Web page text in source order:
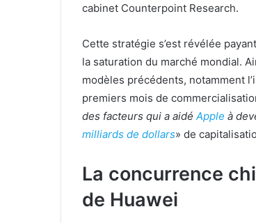
cabinet Counterpoint Research.
Cette stratégie s’est révélée
la saturation du marché mondial.
modèles précédents, notamment
premiers mois de
des facteurs qui a aidé Apple à
milliards de dollars» de
La concurrence
de Huawei